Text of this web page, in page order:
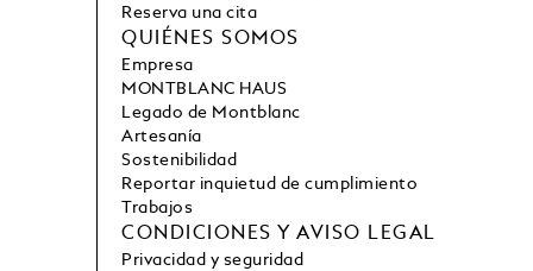
Reserva una cita
QUIÉNES SOMOS
Empresa
MONTBLANC HAUS
Legado de Montblanc
Artesanía
Sostenibilidad
Reportar inquietud de cumplimiento
Trabajos
CONDICIONES Y AVISO LEGAL
Privacidad y seguridad